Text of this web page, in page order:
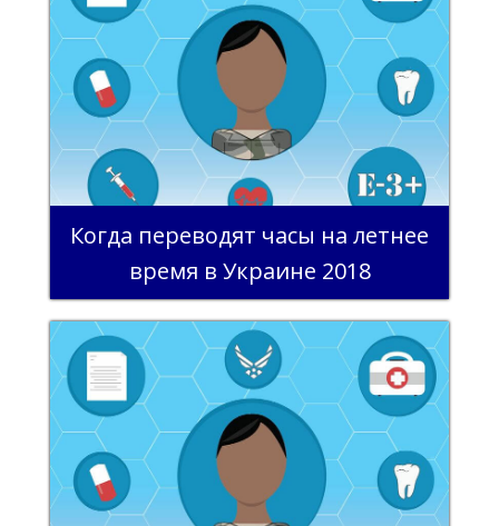
Когда переводят часы на летнее
время в Украине 2018